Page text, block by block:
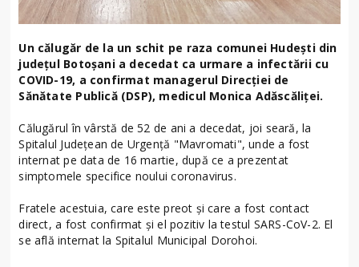
Un călugăr de la un schit pe raza comunei Hudeşti din
judeţul Botoşani a decedat ca urmare a infectării cu
COVID-19, a confirmat managerul Direcţiei de
Sănătate Publică (DSP), medicul Monica Adăscăliţei.
Călugărul în vârstă de 52 de ani a decedat, joi seară, la
Spitalul Judeţean de Urgenţă "Mavromati", unde a fost
internat pe data de 16 martie, după ce a prezentat
simptomele specifice noului coronavirus.
Fratele acestuia, care este preot şi care a fost contact
direct, a fost confirmat şi el pozitiv la testul SARS-CoV-2. El
se află internat la Spitalul Municipal Dorohoi.